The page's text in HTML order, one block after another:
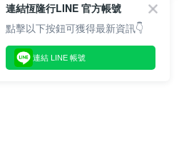
連結恆隆行LINE 官方帳號
點擊以下按鈕可獲得最新資訊👇
連結 LINE 帳號